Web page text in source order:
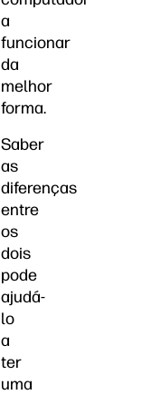
a
funcionar
da
melhor
forma.
Saber
as
diferenças
entre
os
dois
pode
ajudá-
lo
a
ter
uma